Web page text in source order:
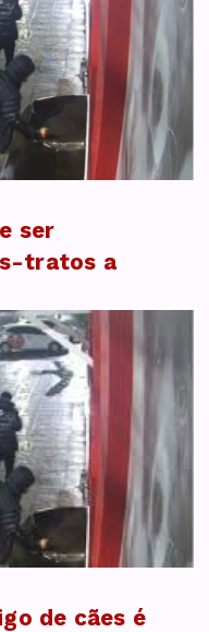
ser
tratos a
de cães é